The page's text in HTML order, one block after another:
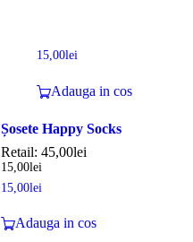
15,00lei
Adauga in cos
Șosete Happy Socks
Retail: 45,00lei
15,00lei
15,00lei
Adauga in cos